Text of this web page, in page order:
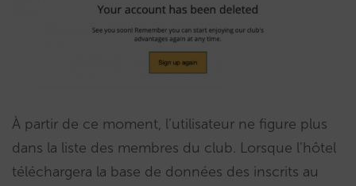
À partir de ce moment, l’utilisateur ne figure plus
dans la liste des membres du club. Lorsque l’hôtel
téléchargera la base de données des inscrits au